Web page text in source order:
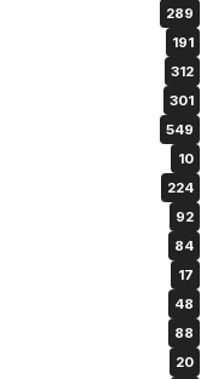
289
191
312
301
549
10
224
92
84
17
48
88
20